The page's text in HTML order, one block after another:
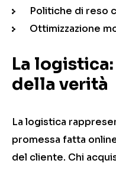
Politiche di reso
Ottimizzazione
La
della verità
La logistica
promessa fatta
del cliente. Chi